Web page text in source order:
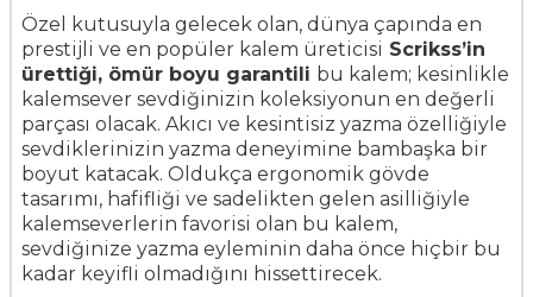
Özel kutusuyla gelecek olan, dünya çapında en
prestijli ve en popüler kalem üreticisi Scrikss’in
ürettiği, ömür boyu garantili bu kalem; kesinlikle
kalemsever sevdiğinizin koleksiyonun en değerli
parçası olacak. Akıcı ve kesintisiz yazma özelliğiyle
sevdiklerinizin yazma deneyimine bambaşka bir
boyut katacak. Oldukça ergonomik gövde
tasarımı, hafifliği ve sadelikten gelen asilliğiyle
kalemseverlerin favorisi olan bu kalem,
sevdiğinize yazma eyleminin daha önce hiçbir bu
kadar keyifli olmadığını hissettirecek.